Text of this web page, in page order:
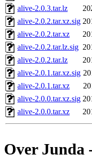
alive-2.0.3.tar.lz
alive-2.0.2.tar.xz.sig
alive-2.0.2.tar.xz
alive-2.0.2.tar.lz.sig
alive-2.0.2.tar.lz
alive-2.0.1.tar.xz.sig
alive-2.0.1.tar.xz
alive-2.0.0.tar.xz.sig
alive-2.0.0.tar.xz
Over Junda